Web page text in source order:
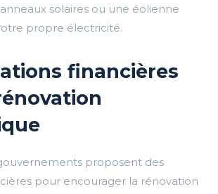
solaires ou une éolienne
propre électricité.
financières
proposent des
pour encourager la rénovation